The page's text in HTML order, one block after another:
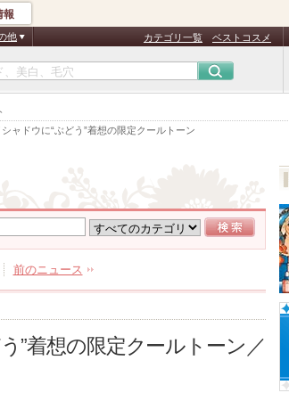
ャドウに“ぶどう”着想の限定クールトーン
報
他 カテゴリ一覧 ベストコスメ
前のニュース
”着想の限定クールトーン／